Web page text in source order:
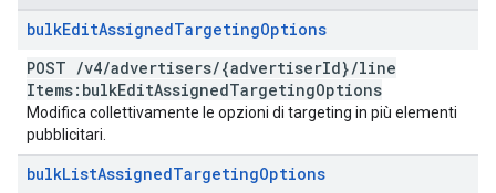
bulkEditAssignedTargetingOptions
POST /v4/advertisers/{advertiserId}/line
Items:bulkEditAssignedTargetingOptions
Modifica collettivamente le opzioni di targeting in più elementi
pubblicitari.
bulkListAssignedTargetingOptions